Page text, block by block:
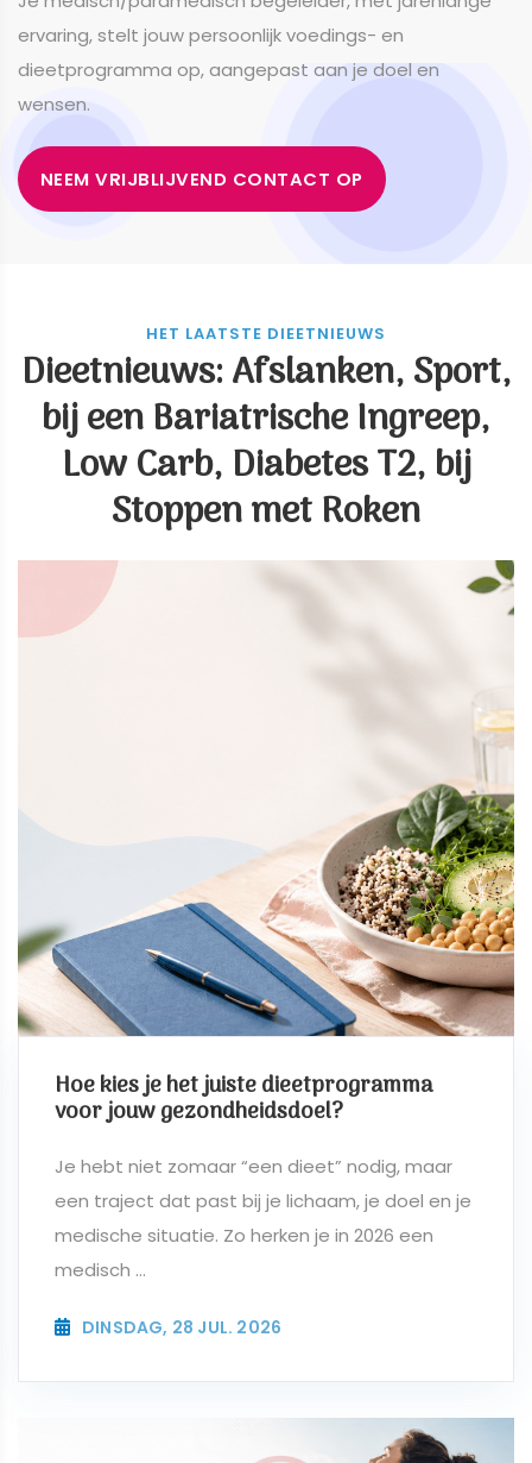
ervaring, stelt jouw persoonlijk voedings- en
dieetprogramma op, aangepast aan je doel en
wensen.
NEEM VRIJBLIJVEND CONTACT OP
HET LAATSTE DIEETNIEUWS
Dieetnieuws: Afslanken, Sport,
bij een Bariatrische Ingreep,
Low Carb, Diabetes T2, bij
Stoppen met Roken
Hoe kies je het juiste dieetprogramma
voor jouw gezondheidsdoel?
Je hebt niet zomaar “een dieet” nodig, maar
een traject dat past bij je lichaam, je doel en je
medische situatie. Zo herken je in 2026 een
medisch ...
DINSDAG, 28 JUL. 2026